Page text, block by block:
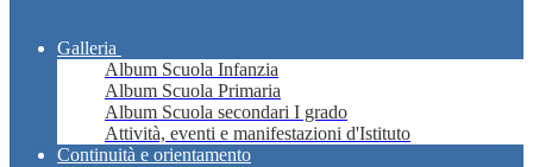
Galleria
Album Scuola Infanzia
Album Scuola Primaria
Album Scuola secondari I grado
Attività, eventi e manifestazioni d'Istituto
Continuità e orientamento